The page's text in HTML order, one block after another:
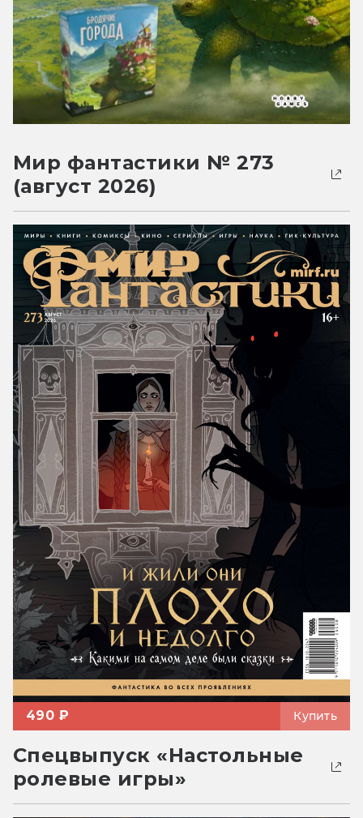
Мир фантастики № 273
(август 2026)
490 ₽ Купить
Спецвыпуск «Настольные
ролевые игры»